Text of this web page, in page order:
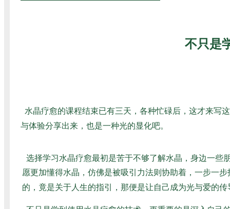
不只是
水晶疗愈的课程结束已有三天，各种忙碌后，这才来写
与体验分享出来，也是一种光的显化吧。
选择学习水晶疗愈最初是苦于不够了解水晶，身边一些
愿更加懂得水晶，仿佛是被吸引力法则协助着，一步一步
的，竟是关于人生的指引，那便是让自己成为光与爱的